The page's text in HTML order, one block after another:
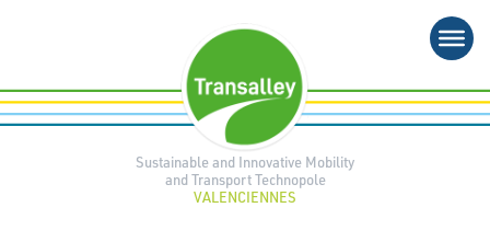
Sustainable and Innovative Mobility
and Transport Technopole
VALENCIENNES